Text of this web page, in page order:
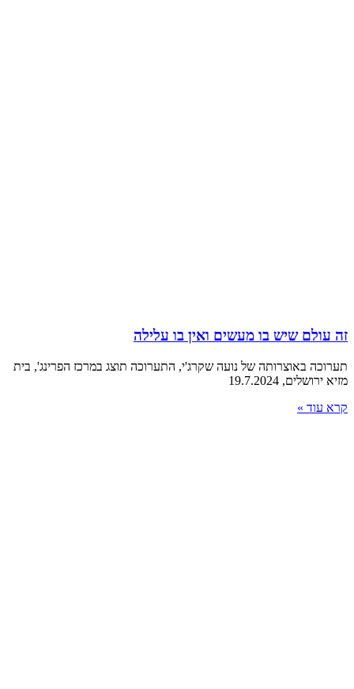
זה עולם שיש בו מעשים ואין בו עלילה
תערוכה באוצרותה של נועה שקרג'י, התערוכה תוצג במרכז הפרינג', בית
מזיא ירושלים, 19.7.2024
קרא עוד »